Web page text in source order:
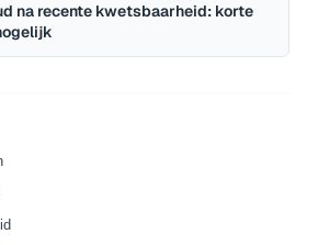
na recente kwetsbaarheid: korte